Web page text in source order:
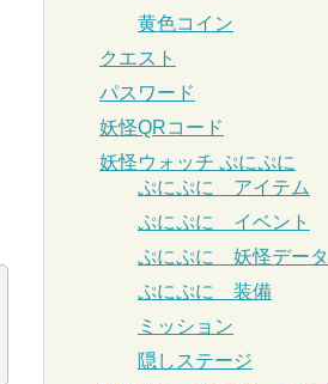
黄色コイン
クエスト
パスワード
妖怪QRコード
妖怪ウォッチ ぷにぷに
ぷにぷに アイテム
ぷにぷに イベント
ぷにぷに 妖怪データ
ぷにぷに 装備
ミッション
隠しステージ